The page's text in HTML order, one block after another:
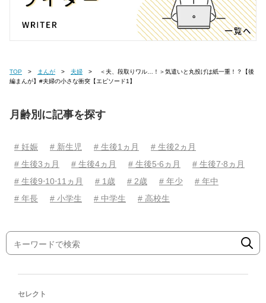
TOP まんが 夫婦
編まんが】#夫婦の小さな衝突【エピソード1】
月齢別に記事を探す
# 妊娠 # 新生児 # 生後1ヵ月
# 生後2ヵ月
# 生後3ヵ月
# 生後4ヵ月 # 生後5⋅6ヵ月
# 生後7⋅8ヵ月
# 生後9⋅10⋅11ヵ月
# 1歳 # 2歳 # 年少
# 年中
# 年長
# 小学生 # 中学生 # 高校生
セレクト